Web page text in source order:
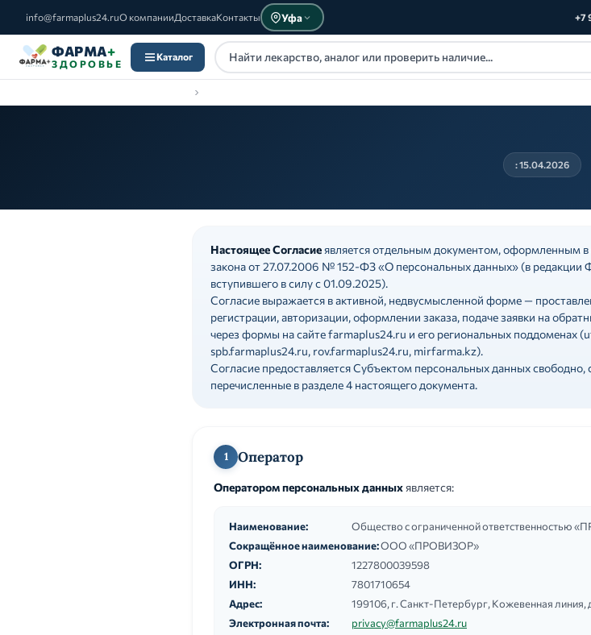
info@farmaplus24.ruО компанииДоставкаКонтакты Уфа +7
ФАРМА+
ЗДОРОВЬЕ
Каталог
: 15.04.2026
Настоящее Согласиеявляется отдельным документом, оформленным в
закона от 27.07.2006 № 152-ФЗ «О персональных данных» (в
вступившего в силу с 01.09.2025).
Согласие выражается в активной, недвусмысленной форме —
регистрации, авторизации, оформлении заказа, подаче заявки на
через формы на сайте farmaplus24.ru и его региональных поддоменах
spb.farmaplus24.ru, rov.farmaplus24.ru, mirfarma.kz).
Согласие предоставляется Субъектом персональных данных свободно,
перечисленные в разделе 4 настоящего документа.
1 Оператор
Оператором персональных данныхявляется:
Наименование:
Общество с ограниченной ответственностью
Сокращённое наименование:ООО «ПРОВИЗОР»
ОГРН:
1227800039598
ИНН:
7801710654
Адрес:
199106, г. Санкт-Петербург, Кожевенная линия,
Электронная почта:
privacy@farmaplus24.ru